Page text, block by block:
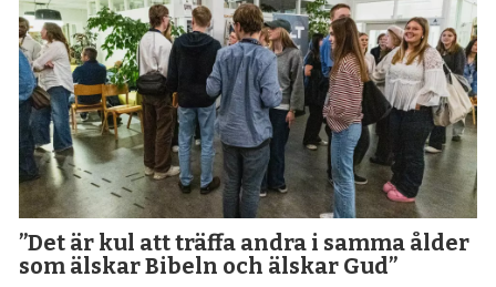
”Det är kul att träffa andra i samma ålder
som älskar Bibeln och älskar Gud”